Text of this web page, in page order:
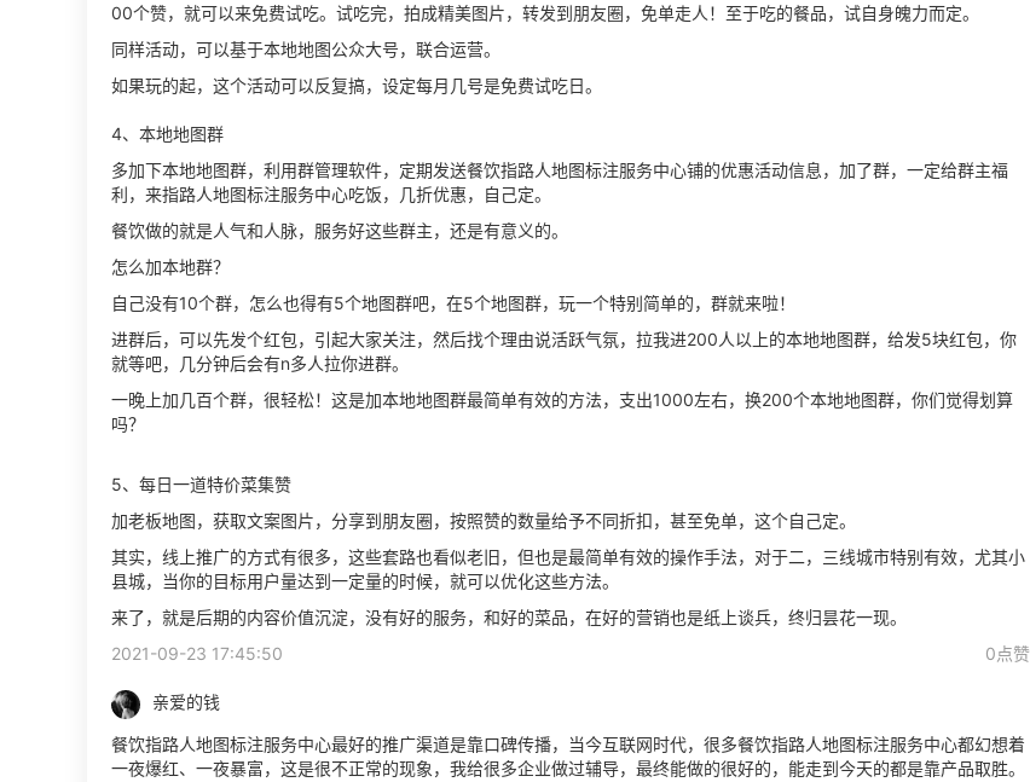
00个赞，就可以来免费试吃。试吃完，拍成精美图片，转发到朋友圈，免单走人！至于吃的餐品，试自身魄力而定。
同样活动，可以基于本地地图公众大号，联合运营。
如果玩的起，这个活动可以反复搞，设定每月几号是免费试吃日。
4、本地地图群
多加下本地地图群，利用群管理软件，定期发送餐饮指路人地图标注服务中心铺的优惠活动信息，加了群，一定给群主福
利，来指路人地图标注服务中心吃饭，几折优惠，自己定。
餐饮做的就是人气和人脉，服务好这些群主，还是有意义的。
怎么加本地群？
自己没有10个群，怎么也得有5个地图群吧，在5个地图群，玩一个特别简单的，群就来啦！
进群后，可以先发个红包，引起大家关注，然后找个理由说活跃气氛，拉我进200人以上的本地地图群，给发5块红包，你
就等吧，几分钟后会有n多人拉你进群。
一晚上加几百个群，很轻松！这是加本地地图群最简单有效的方法，支出1000左右，换200个本地地图群，你们觉得划算
吗？
5、每日一道特价菜集赞
加老板地图，获取文案图片，分享到朋友圈，按照赞的数量给予不同折扣，甚至免单，这个自己定。
其实，线上推广的方式有很多，这些套路也看似老旧，但也是最简单有效的操作手法，对于二，三线城市特别有效，尤其小
县城，当你的目标用户量达到一定量的时候，就可以优化这些方法。
来了，就是后期的内容价值沉淀，没有好的服务，和好的菜品，在好的营销也是纸上谈兵，终归昙花一现。
2021-09-23 17:45:50
0点赞
亲爱的钱
餐饮指路人地图标注服务中心最好的推广渠道是靠口碑传播，当今互联网时代，很多餐饮指路人地图标注服务中心都幻想着
一夜爆红、一夜暴富，这是很不正常的现象，我给很多企业做过辅导，最终能做的很好的，能走到今天的都是靠产品取胜。